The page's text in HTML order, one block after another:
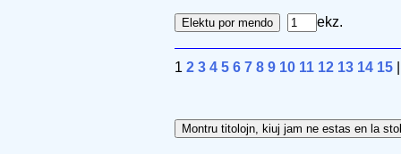
ekz.
1 2 3 4 5 6 7 8 9 10 11 12 13 14 15